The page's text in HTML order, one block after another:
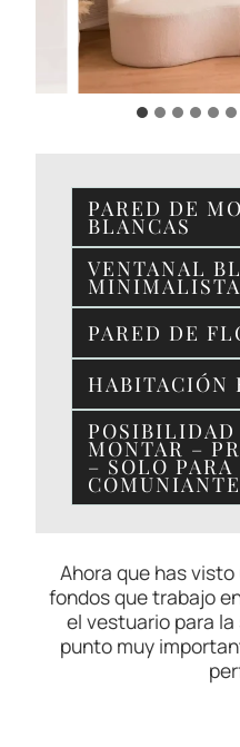
PARED DE
BLANCAS
VENTANAL
MINIMALISTA
PARED
HABITACIÓN
POSIBILIDAD
MONTAR –
– SOLO PARA
Ahora que has
fondos que trabajo
el vestuario para
punto muy